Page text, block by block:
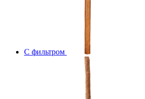
С фильтром